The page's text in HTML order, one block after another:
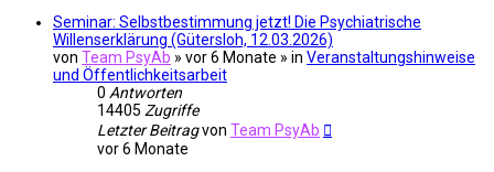
Seminar: Selbstbestimmung jetzt! Die Psychiatrische
Willenserklärung (Gütersloh, 12.03.2026)
von Team PsyAb » vor 6 Monate » in Veranstaltungshinweise
und Öffentlichkeitsarbeit
0 Antworten
14405 Zugriffe
Letzter Beitragvon Team PsyAb
vor 6 Monate